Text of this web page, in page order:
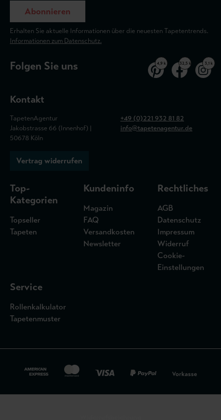
Abonnieren
Erhalten Sie aktuelle Informationen über die neuesten Tapetentrends.
Informationen zum Datenschutz.
Folgen Sie uns 4,9 k 32,5 k 3,1 k
Kontakt
TapetenAgentur
Jakobstrasse 66 (Innenhof) |
50678 Köln
+49 (0)221 932 81 82
info@tapetenagentur.de
Vertrag widerrufen
Top-
Kategorien
Topseller
Tapeten
Kundeninfo
Magazin
FAQ
Versandkosten
Newsletter
Rechtliches
AGB
Datenschutz
Impressum
Widerruf
Cookie-
Einstellungen
Service
Rollenkalkulator
Tapetenmuster